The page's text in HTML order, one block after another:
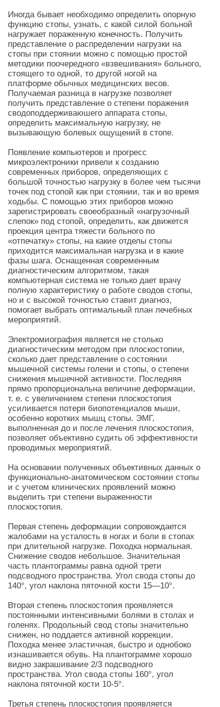
Иногда бывает необходимо определить опорную
функцию стопы, узнать, с какой силой больной
нагружает пораженную конечность. Получить
представление о распределении нагрузки на
стопы при стоянии можно с помощью простой
методики поочередного «взвешивания» больного,
стоящего то одной, то другой ногой на
платформе обычных медицинских весов.
Получаемая разница в нагрузке позволяет
получить представление о степени поражения
сводоподдерживаюшего аппарата стопы,
определить максимальную нагрузку, не
вызывающую болевых ощущений в стопе.
Появление компьютеров и прогресс
микроэлектроники привели к созданию
современных приборов, определяющих с
большой точностью нагрузку в более чем тысячи
точек под стопой как при стоянии, так и во время
ходьбы. С помощью этих приборов можно
зарегистрировать своеобразный «нагрузочный
слепок» под стопой, определить, как движется
проекция центра тяжести больного по
«отпечатку» стопы, на какие отделы стопы
приходится максимальная нагрузка и в какие
фазы шага. Оснащенная современным
диагностическим алгоритмом, такая
компьютерная система не только дает врачу
полную характеристику о работе сводов стопы,
но и с высокой точностью ставит диагноз,
помогает выбрать оптимальный план лечебных
мероприятий.
Электромиография является не столько
диагностическим методом при плоскостопии,
сколько дает представление о состоянии
мышечной системы голени и стопы, о степени
снижения мышечной активности. Последняя
прямо пропорциональна величине деформации,
т. е. с увеличением степени плоскостопия
усиливается потеря биопотенциалов мыши,
особенно коротких мышц стопы. ЭМГ,
выполненная до и после лечения плоскостопия,
позволяет объективно судить об эффективности
проводимых мероприятий.
На основании полученных объективных данных о
функционально-анатомическом состоянии стопы
и с учетом клинических проявлений можно
выделить три степени выраженности
плоскостопия.
Первая степень деформации сопровождается
жалобами на усталость в ногах и боли в стопах
при длительной нагрузке. Походка нормальная.
Снижение сводов небольшое. Значительная
часть плантограммы равна одной трети
подсводного пространства. Угол свода стопы до
140°, угол наклона пяточной кости 15—10°.
Вторая степень плоскостопия проявляется
постоянными интенсивными болями в столах и
голенях. Продольный свод стопы значительно
снижен, но поддается активной коррекции.
Походка менее эластичная, быстро и однобоко
изнашивается обувь. На плантограмме хорошо
видно закрашивание 2/3 подсводного
пространства. Угол свода стопы 160°, угол
наклона пяточной кости 10-5°.
Третья степень плоскостопия проявляется